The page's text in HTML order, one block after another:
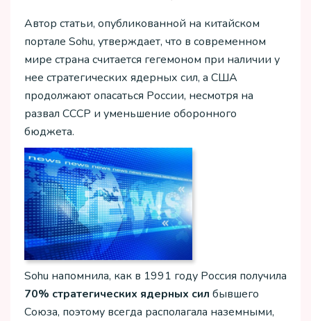
Автор статьи, опубликованной на китайском
портале Sohu, утверждает, что в современном
мире страна считается гегемоном при наличии у
нее стратегических ядерных сил, а США
продолжают опасаться России, несмотря на
развал СССР и уменьшение оборонного
бюджета.
Sohu напомнила, как в 1991 году Россия получила
70% стратегических ядерных сил бывшего
Союза, поэтому всегда располагала наземными,